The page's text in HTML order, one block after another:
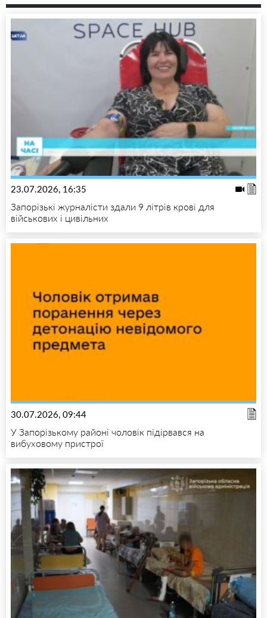
23.07.2026, 16:35
Запорізькі журналісти здали 9 літрів крові для
військових і цивільних
30.07.2026, 09:44
У Запорізькому районі чоловік підірвався на
вибуховому пристрої